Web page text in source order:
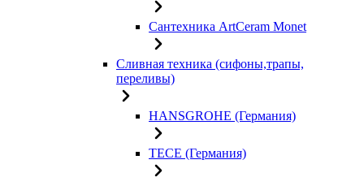
Сантехника ArtCeram Monet
Сливная техника (сифоны,трапы,
переливы)
HANSGROHE (Германия)
TECE (Германия)